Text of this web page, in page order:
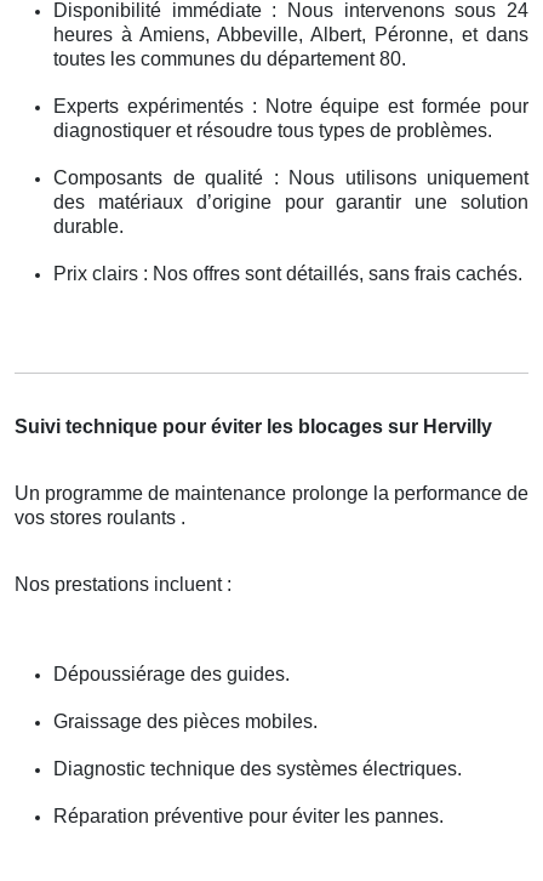
Disponibilité immédiate : Nous intervenons sous 24
heures à Amiens, Abbeville, Albert, Péronne, et dans
toutes les communes du département 80.
Experts expérimentés : Notre équipe est formée pour
diagnostiquer et résoudre tous types de problèmes.
Composants de qualité : Nous utilisons uniquement
des matériaux d’origine pour garantir une solution
durable.
Prix clairs : Nos offres sont détaillés, sans frais cachés.
Suivi technique pour éviter les blocages sur Hervilly
Un programme de maintenance prolonge la performance de
vos stores roulants .
Nos prestations incluent :
Dépoussiérage des guides.
Graissage des pièces mobiles.
Diagnostic technique des systèmes électriques.
Réparation préventive pour éviter les pannes.